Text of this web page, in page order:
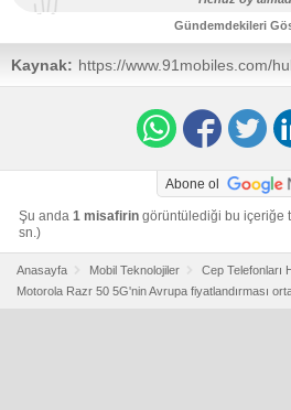
Gündemdekileri
Kaynak: https://www.91mobiles.com/
50-5g-european-pricing-
Abone ol
Şu anda 1 misafirin görüntülediği bu içeriğe
sn.)
Anasayfa Mobil Teknolojiler
Cep Telefonları
Motorola Razr 50 5G'nin Avrupa fiyatlandırması